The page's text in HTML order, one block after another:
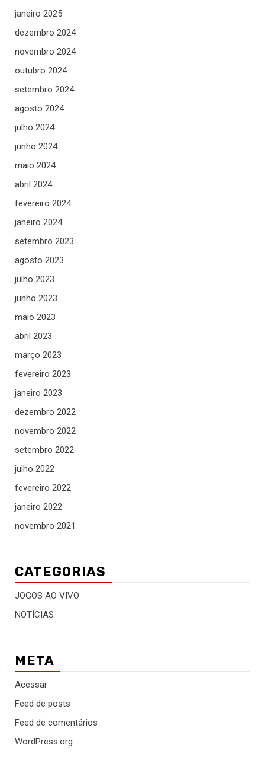
janeiro 2025
dezembro 2024
novembro 2024
outubro 2024
setembro 2024
agosto 2024
julho 2024
junho 2024
maio 2024
abril 2024
fevereiro 2024
janeiro 2024
setembro 2023
agosto 2023
julho 2023
junho 2023
maio 2023
abril 2023
março 2023
fevereiro 2023
janeiro 2023
dezembro 2022
novembro 2022
setembro 2022
julho 2022
fevereiro 2022
janeiro 2022
novembro 2021
CATEGORIAS
JOGOS AO VIVO
NOTÍCIAS
META
Acessar
Feed de posts
Feed de comentários
WordPress.org